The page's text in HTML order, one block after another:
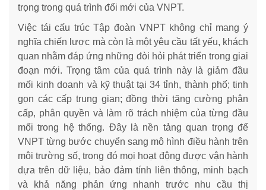
trọng trong quá trình đổi mới của VNPT.
Việc tái cấu trúc Tập đoàn VNPT không chỉ mang ý
nghĩa chiến lược mà còn là một yêu cầu tất yếu, khách
quan nhằm đáp ứng những đòi hỏi phát triển trong giai
đoạn mới. Trọng tâm của quá trình này là giảm đầu
mối kinh doanh và kỹ thuật tại 34 tỉnh, thành phố; tinh
gọn các cấp trung gian; đồng thời tăng cường phân
cấp, phân quyền và làm rõ trách nhiệm của từng đầu
mối trong hệ thống. Đây là nền tảng quan trọng để
VNPT từng bước chuyển sang mô hình điều hành trên
môi trường số, trong đó mọi hoạt động được vận hành
dựa trên dữ liệu, bảo đảm tính liên thông, minh bạch
và khả năng phản ứng nhanh trước nhu cầu thị